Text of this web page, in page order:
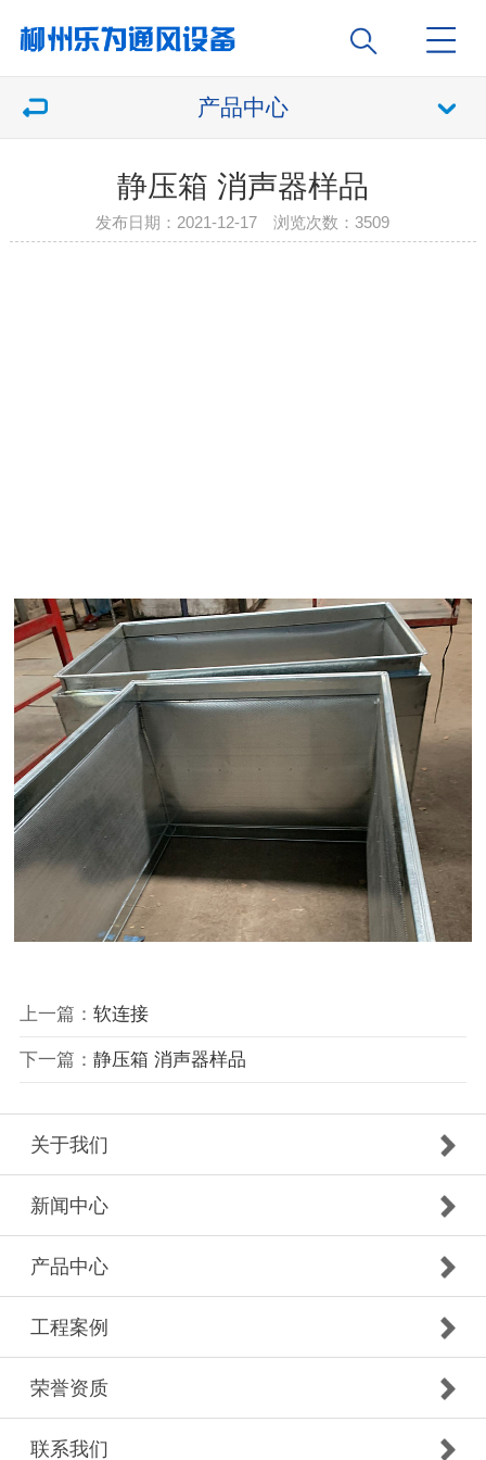
产品中心
静压箱 消声器样品
发布日期：2021-12-17 浏览次数：3509
上一篇： 软连接
下一篇： 静压箱 消声器样品
关于我们
新闻中心
产品中心
工程案例
荣誉资质
联系我们